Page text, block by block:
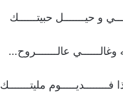
و حيـــــــل حبيتــــــك
وغالــــــي عالـــــــروح…
مليتـــــــك